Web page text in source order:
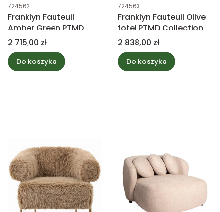
Kod produktu
724562
Franklyn Fauteuil
Amber Green PTMD
Collection
Cena
2 715,00 zł
Do koszyka
Kod produktu
724563
Franklyn Fauteuil Olive
fotel PTMD Collection
Cena
2 838,00 zł
Do koszyka